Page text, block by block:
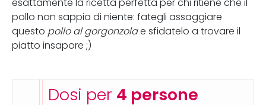
esattamente la ricetta perfetta per chi ritiene che il
pollo non sappia di niente: fategli assaggiare
questo pollo al gorgonzolae sfidatelo a trovare il
piatto insapore ;)
Dosi per 4 persone